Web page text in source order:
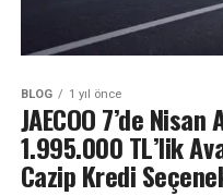
BLOG 1 yıl önce
JAECOO 7’de Nisan
1.995.000 TL’lik
Cazip Kredi